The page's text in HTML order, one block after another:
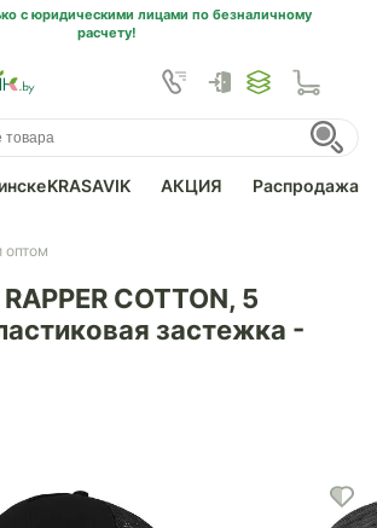
с юридическими лицами по безналичному
расчету!
KRASAVIK АКЦИЯ Распродажа
оптом
COTTON, 5
застежка -